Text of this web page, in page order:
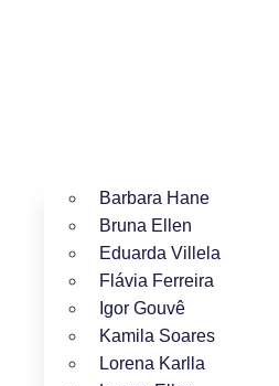
Barbara Hane
Bruna Ellen
Eduarda Villela
Flávia Ferreira
Igor Gouvê
Kamila Soares
Lorena Karlla